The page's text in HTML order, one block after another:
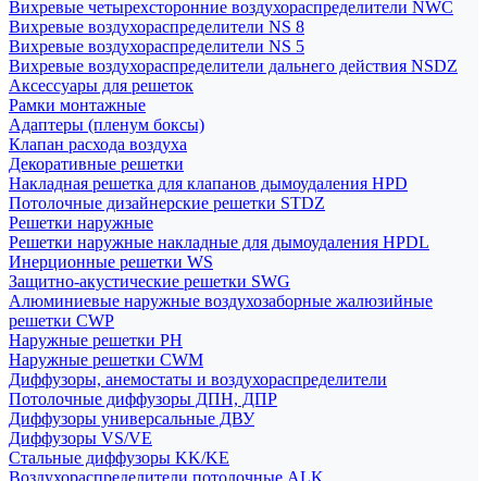
Вихревые четырехсторонние воздухораспределители NWC
Вихревые воздухораспределители NS 8
Вихревые воздухораспределители NS 5
Вихревые воздухораспределители дальнего действия NSDZ
Аксессуары для решеток
Рамки монтажные
Адаптеры (пленум боксы)
Клапан расхода воздуха
Декоративные решетки
Накладная решетка для клапанов дымоудаления HPD
Потолочные дизайнерские решетки STDZ
Решетки наружные
Решетки наружные накладные для дымоудаления HPDL
Инерционные решетки WS
Защитно-акустические решетки SWG
Алюминиевые наружные воздухозаборные жалюзийные
решетки CWP
Наружные решетки РН
Наружные решетки CWM
Диффузоры, анемостаты и воздухораспределители
Потолочные диффузоры ДПН, ДПР
Диффузоры универсальные ДВУ
Диффузоры VS/VE
Стальные диффузоры KK/KE
Воздухораспределители потолочные ALK